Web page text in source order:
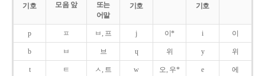
기호
기호
기호
모음 앞
또는
어말
p ㅍ ㅂ, 프 j 이* i 이
b ㅂ 브 ɥ 위 y 위
t ㅌ ㅅ, 트 w 오, 우* e 에